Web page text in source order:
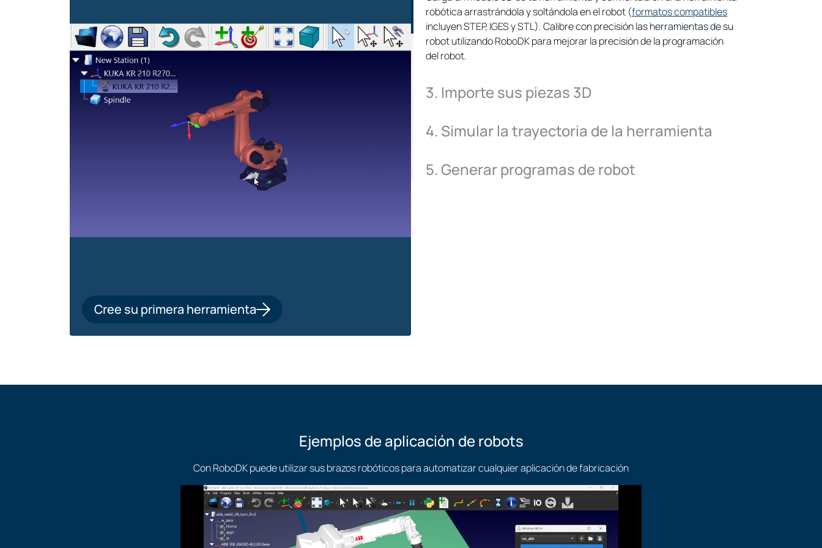
controladores de robots, como ABB RAPID (mod/prg), Fanuc LS
(LS/TP), KUKA KRC/IIWA (SRC/java), Motoman Inform (JBI),
Universal Robots (URP/script) y muchos más.
Ejes externos
Integre ejes externos para ampliar el alcance del robot.
Precisión del robot
Cree su primera herramienta
robótica arrastrándola y soltándola en el robot (formatos compatibles
incluyen STEP, IGES y STL).Calibre con precisión las herramientas de su
robot utilizando RoboDK para mejorar la precisión de la programación
del robot.
3. Importe sus piezas 3D
4. Simular la trayectoria de la herramienta
5. Generar programas de robot
Ejemplos de aplicación de robots
Con RoboDK puede utilizar sus brazos robóticos para automatizar cualquier aplicación de fabricación